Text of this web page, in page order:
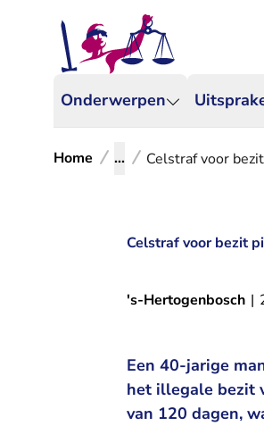
Onderwerpen
Home ... Celstraf voor
Celstraf voor bezit
's-Hertogenbosch |
Een 40-jarige
het illegale bezit
van 120 dagen,